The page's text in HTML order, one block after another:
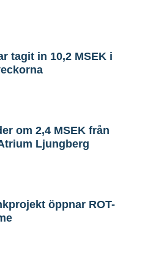
tagit in 10,2 MSEK i
om 2,4 MSEK från
Ljungberg
öppnar ROT-
energieffektivare
Facility Partners erbjuder nu
en ny finansieringslösning
under 2020. Den löser
minst på det legala
den aktuella finanslösningen
flera marknader.